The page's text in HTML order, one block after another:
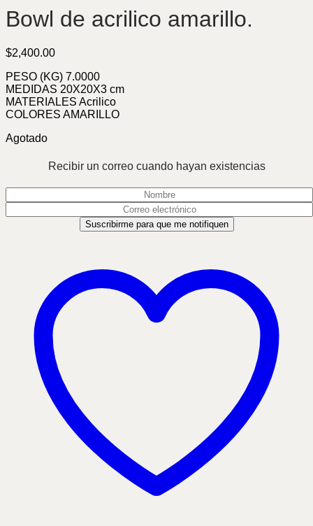
Bowl de acrilico amarillo.
$2,400.00
PESO (KG) 7.0000
MEDIDAS 20X20X3 cm
MATERIALES Acrilico
COLORES AMARILLO
Agotado
Recibir un correo cuando hayan existencias
Suscribirme para que me notifiquen